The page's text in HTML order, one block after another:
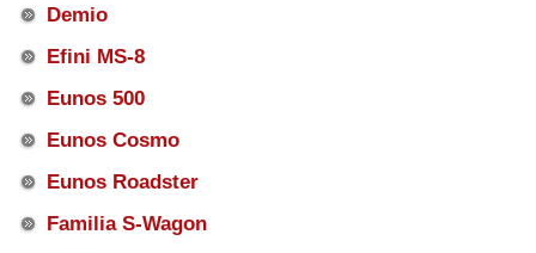
Demio
Efini MS-8
Eunos 500
Eunos Cosmo
Eunos Roadster
Familia S-Wagon